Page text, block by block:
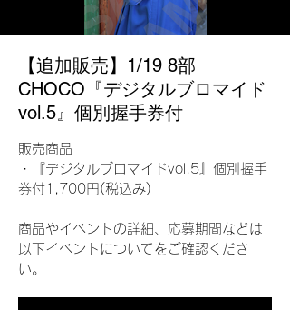
【追加販売】1/19 8部
CHOCO『デジタルブロマイド
vol.5』個別握手券付
販売商品
・『デジタルブロマイドvol.5』個別握手
券付1,700円(税込み)
商品やイベントの詳細、応募期間などは
以下イベントについてをご確認くださ
い。